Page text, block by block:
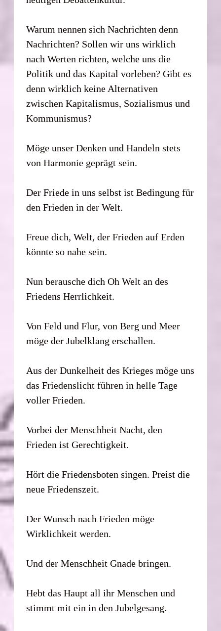
Warum nennen sich Nachrichten denn
Nachrichten? Sollen wir uns wirklich
nach Werten richten, welche uns die
Politik und das Kapital vorleben? Gibt es
denn wirklich keine Alternativen
zwischen Kapitalismus, Sozialismus und
Kommunismus?
Möge unser Denken und Handeln stets
von Harmonie geprägt sein.
Der Friede in uns selbst ist Bedingung für
den Frieden in der Welt.
Freue dich, Welt, der Frieden auf Erden
könnte so nahe sein.
Nun berausche dich Oh Welt an des
Friedens Herrlichkeit.
Von Feld und Flur, von Berg und Meer
möge der Jubelklang erschallen.
Aus der Dunkelheit des Krieges möge uns
das Friedenslicht führen in helle Tage
voller Frieden.
Vorbei der Menschheit Nacht, den
Frieden ist Gerechtigkeit.
Hört die Friedensboten singen. Preist die
neue Friedenszeit.
Der Wunsch nach Frieden möge
Wirklichkeit werden.
Und der Menschheit Gnade bringen.
Hebt das Haupt all ihr Menschen und
stimmt mit ein in den Jubelgesang.